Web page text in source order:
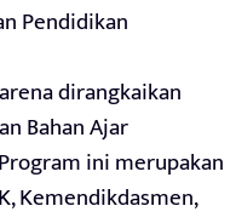
Pendidikan
dirangkaikan
Bahan Ajar
ini merupakan
Kemendikdasmen,